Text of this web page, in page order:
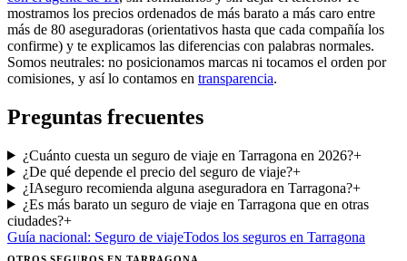
mostramos los precios ordenados de más barato a más caro entre
más de 80 aseguradoras (orientativos hasta que cada compañía los
confirme) y te explicamos las diferencias con palabras normales.
Somos neutrales: no posicionamos marcas ni tocamos el orden por
comisiones, y así lo contamos en transparencia.
Preguntas frecuentes
¿Cuánto cuesta un seguro de viaje en Tarragona en 2026?+
¿De qué depende el precio del seguro de viaje?+
¿IAseguro recomienda alguna aseguradora en Tarragona?+
¿Es más barato un seguro de viaje en Tarragona que en otras
ciudades?+
Guía nacional: Seguro de viajeTodos los seguros en Tarragona